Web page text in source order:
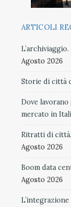
ARTICOLI
Agosto 2026
Storie di città
Dove
mercato in
Ritratti di
Agosto 2026
Boom data
Agosto 2026